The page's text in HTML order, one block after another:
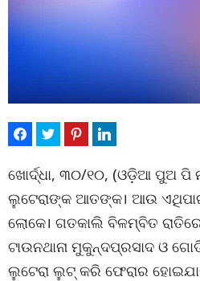
ଖୋର୍ଦ୍ଧା, ୩୦/୧୦, (ଓଡ଼ିଆ ପୁଅ ପି
ଲୁଟେରାଙ୍କ ଆତଙ୍କ। ଆଉ
ଲୋକେ। ଗତକାଲି ବିଳମ୍ବିତ ରାତିରେ
ଟାଉନଥାନା ମୁକୁନ୍ଦପ୍ରସାଦ ଓ
ଲୁଟେରା ଲୁଟ୍ କରି ଫେରାର